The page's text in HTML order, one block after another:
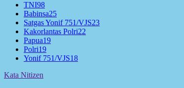
TNI98
Babinsa25
Satgas Yonif 751/VJS23
Kakorlantas Polri22
Papua19
Polri19
Yonif 751/VJS18
Kata Nitizen